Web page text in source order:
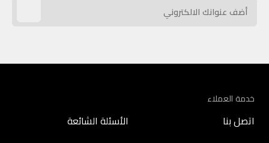
خدمة العملاء
اتصل بنا الأسئلة الشائعة